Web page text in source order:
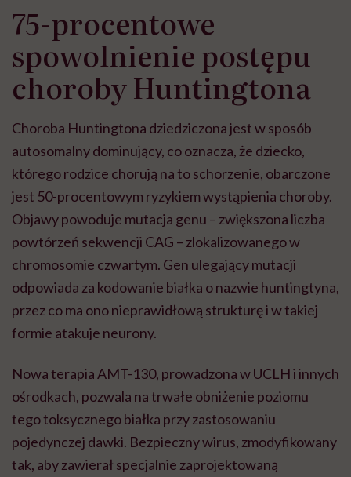
75-procentowe
spowolnienie postępu
choroby Huntingtona
Choroba Huntingtona dziedziczona jest w sposób
autosomalny dominujący, co oznacza, że dziecko,
którego rodzice chorują na to schorzenie, obarczone
jest 50-procentowym ryzykiem wystąpienia choroby.
Objawy powoduje mutacja genu – zwiększona liczba
powtórzeń sekwencji CAG – zlokalizowanego w
chromosomie czwartym. Gen ulegający mutacji
odpowiada za kodowanie białka o nazwie huntingtyna,
przez co ma ono nieprawidłową strukturę i w takiej
formie atakuje neurony.
Nowa terapia AMT-130, prowadzona w UCLH i innych
ośrodkach, pozwala na trwałe obniżenie poziomu
tego toksycznego białka przy zastosowaniu
pojedynczej dawki. Bezpieczny wirus, zmodyfikowany
tak, aby zawierał specjalnie zaprojektowaną